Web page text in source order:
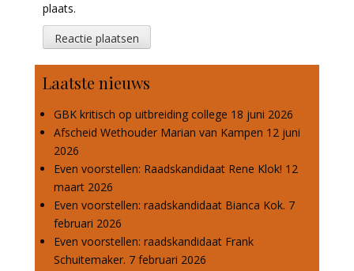
plaats.
Laatste nieuws
GBK kritisch op uitbreiding college 18 juni 2026
Afscheid Wethouder Marian van Kampen 12 juni
2026
Even voorstellen: Raadskandidaat Rene Klok! 12
maart 2026
Even voorstellen: raadskandidaat Bianca Kok. 7
februari 2026
Even voorstellen: raadskandidaat Frank
Schuitemaker. 7 februari 2026